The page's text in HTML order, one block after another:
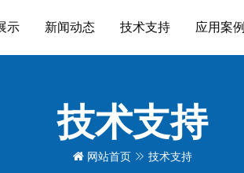
示 新闻动态 技术支持 应用案例
技术支持
网站首页 技术支持